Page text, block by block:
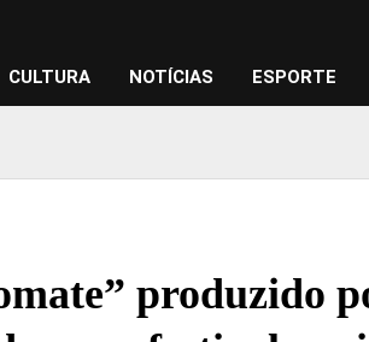
CULTURA NOTÍCIAS ESPORTE
produzido